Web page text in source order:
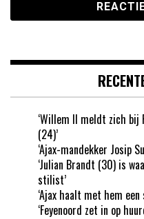
‘Willem II meldt zich bij
(24)’
‘Ajax-mandekker Josip
‘Julian Brandt (30) is
stilist’
‘Ajax haalt met hem
‘Feyenoord zet in op